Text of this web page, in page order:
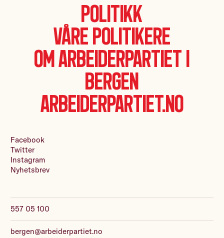
Politikk
Våre politikere
Om Arbeiderpartiet i
Bergen
Arbeiderpartiet.no
557 05 100
bergen@arbeiderpartiet.no
Facebook
Twitter
Instagram
Nyhetsbrev